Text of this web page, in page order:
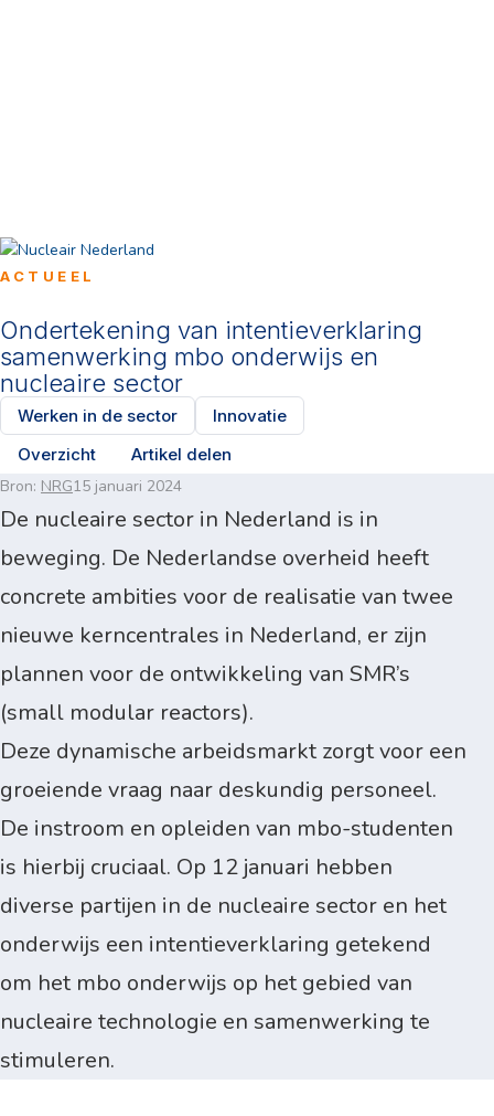
ACTUEEL
Ondertekening van intentieverklaring
samenwerking mbo onderwijs en
nucleaire sector
Werken in de sector
Innovatie
Overzicht
Artikel delen
Bron: NRG15 januari 2024
De nucleaire sector in Nederland is in
beweging. De Nederlandse overheid heeft
concrete ambities voor de realisatie van twee
nieuwe kerncentrales in Nederland, er zijn
plannen voor de ontwikkeling van SMR’s
(small modular reactors).
Deze dynamische arbeidsmarkt zorgt voor een
groeiende vraag naar deskundig personeel.
De instroom en opleiden van mbo-studenten
is hierbij cruciaal. Op 12 januari hebben
diverse partijen in de nucleaire sector en het
onderwijs een intentieverklaring getekend
om het mbo onderwijs op het gebied van
nucleaire technologie en samenwerking te
stimuleren.